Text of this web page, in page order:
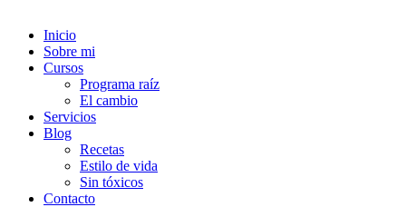
Inicio
Sobre mi
Cursos
Programa raíz
El cambio
Servicios
Blog
Recetas
Estilo de vida
Sin tóxicos
Contacto